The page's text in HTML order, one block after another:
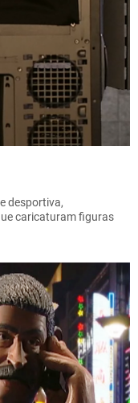
desportiva,
caricaturam figuras